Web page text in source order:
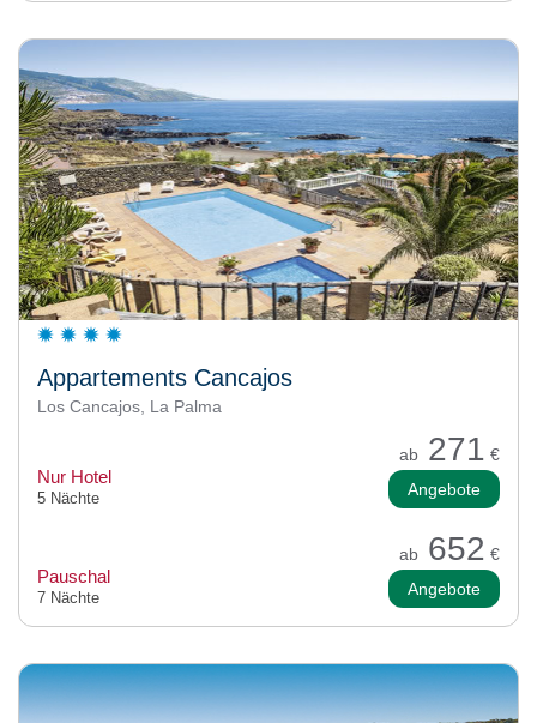
Appartements Cancajos
Los Cancajos, La Palma
ab 271 €
Nur Hotel
5 Nächte Angebote
ab 652 €
Pauschal
7 Nächte Angebote